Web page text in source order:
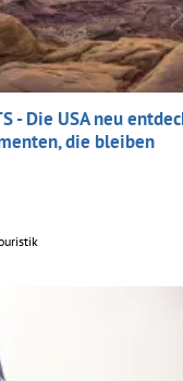
- Die USA neu
die bleiben